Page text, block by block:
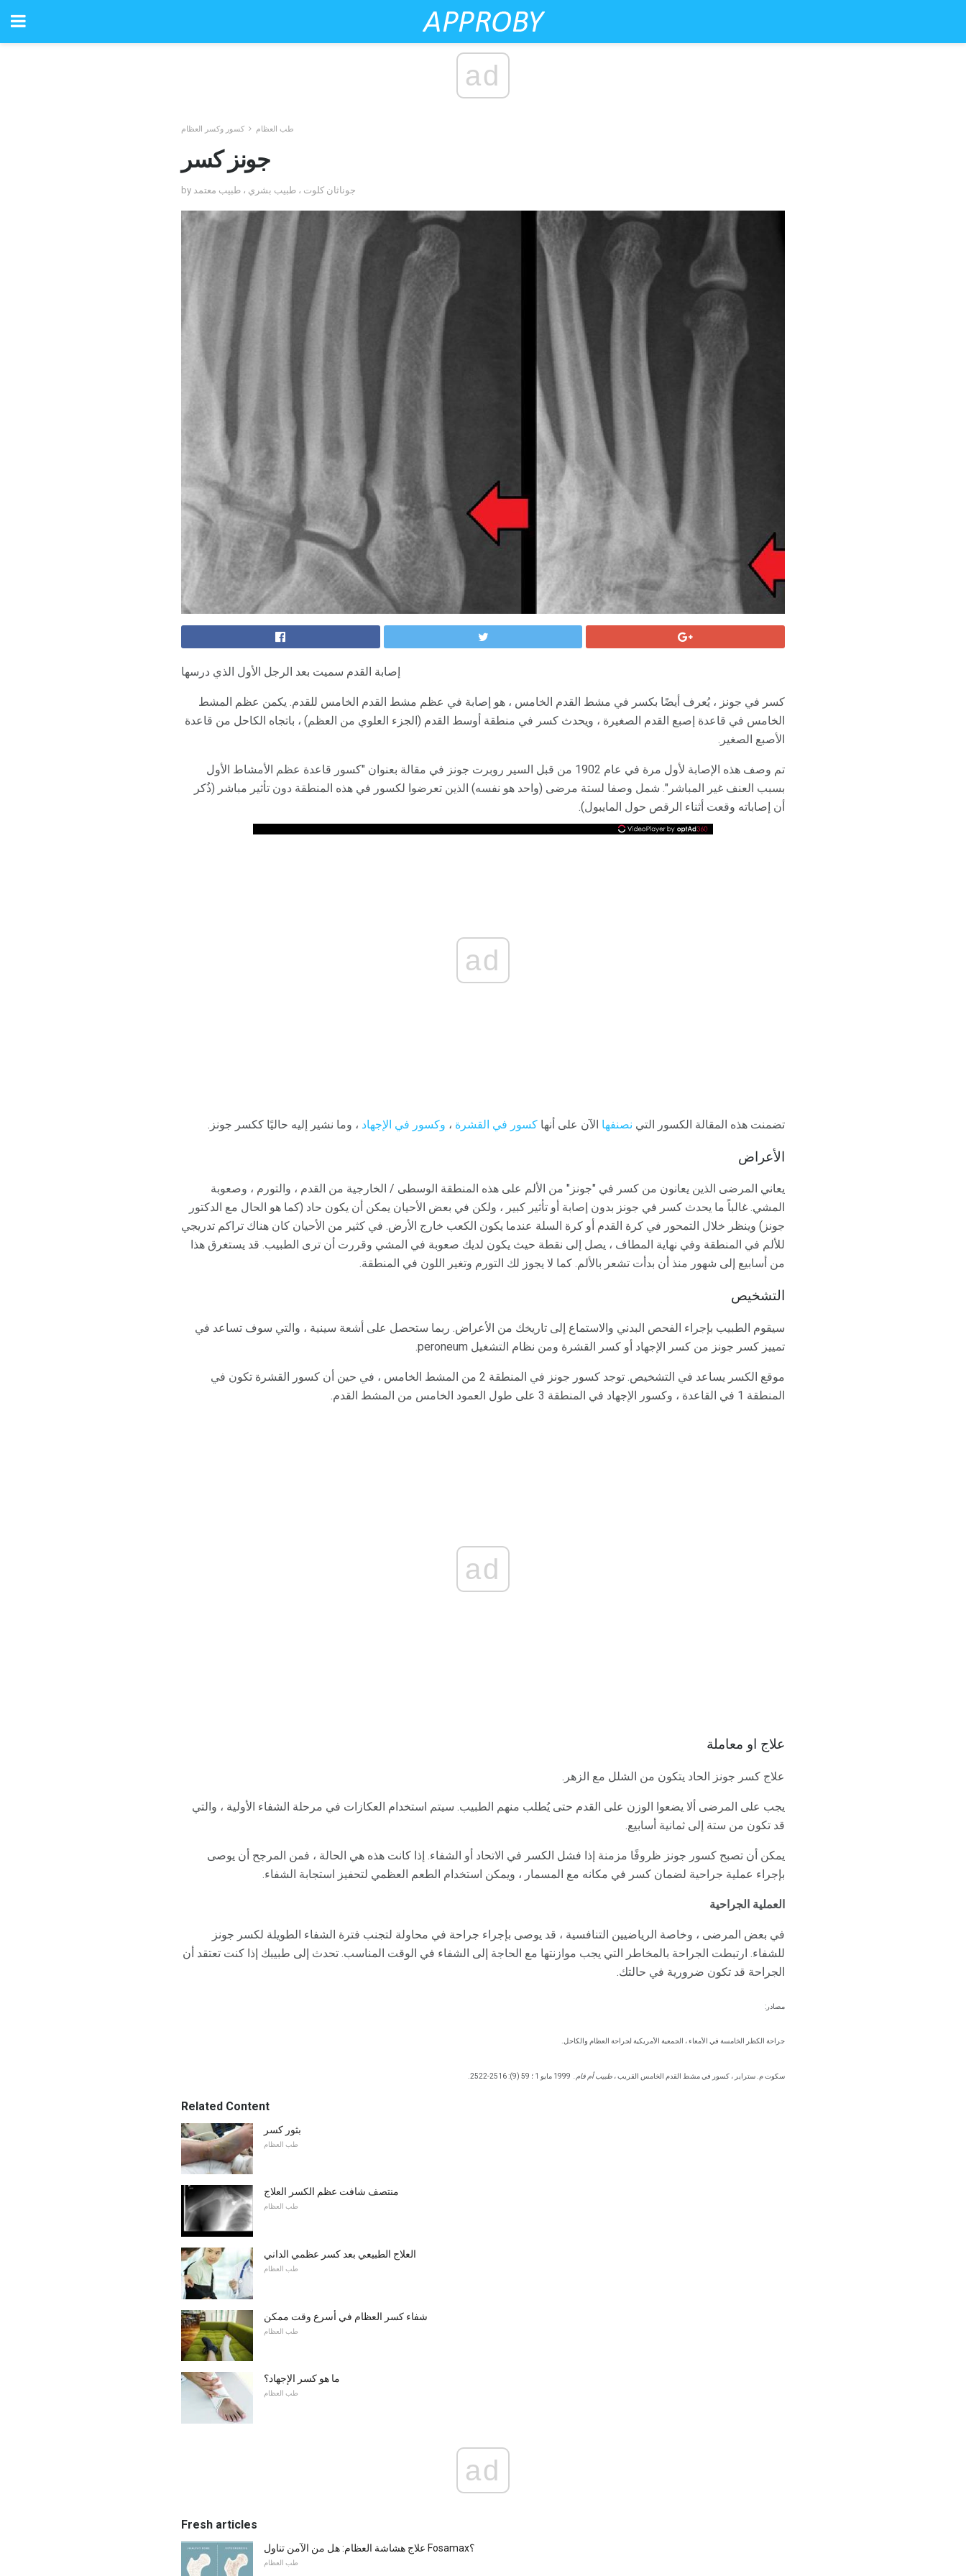
ad
طب العظام كسور وكسر العظام
جونز كسر
by جوناثان كلوت ، طبيب بشري ، طبيب معتمد
إصابة القدم سميت بعد الرجل الأول الذي درسها
كسر في جونز ، يُعرف أيضًا بكسر في مشط القدم الخامس ، هو إصابة في عظم مشط القدم الخامس للقدم. يكمن عظم المشط
الخامس في قاعدة إصبع القدم الصغيرة ، ويحدث كسر في منطقة أوسط القدم (الجزء العلوي من العظم) ، باتجاه الكاحل من قاعدة
الأصبع الصغير.
تم وصف هذه الإصابة لأول مرة في عام 1902 من قبل السير روبرت جونز في مقالة بعنوان "كسور قاعدة عظم الأمشاط الأول
بسبب العنف غير المباشر". شمل وصفا لستة مرضى (واحد هو نفسه) الذين تعرضوا لكسور في هذه المنطقة دون تأثير مباشر (ذُكر
أن إصاباته وقعت أثناء الرقص حول المايبول).
ad
تضمنت هذه المقالة الكسور التي نصنفها الآن على أنها كسور في القشرة ، وكسور في الإجهاد ، وما نشير إليه حاليًا ككسر جونز.
الأعراض
يعاني المرضى الذين يعانون من كسر في "جونز" من الألم على هذه المنطقة الوسطى / الخارجية من القدم ، والتورم ، وصعوبة
المشي. غالباً ما يحدث كسر في جونز بدون إصابة أو تأثير كبير ، ولكن في بعض الأحيان يمكن أن يكون حاد (كما هو الحال مع الدكتور
جونز) وينظر خلال التمحور في كرة القدم أو كرة السلة عندما يكون الكعب خارج الأرض. في كثير من الأحيان كان هناك تراكم تدريجي
للألم في المنطقة وفي نهاية المطاف ، يصل إلى نقطة حيث يكون لديك صعوبة في المشي وقررت أن ترى الطبيب. قد يستغرق هذا
من أسابيع إلى شهور منذ أن بدأت تشعر بالألم. كما لا يجوز لك التورم وتغير اللون في المنطقة.
التشخيص
سيقوم الطبيب بإجراء الفحص البدني والاستماع إلى تاريخك من الأعراض. ربما ستحصل على أشعة سينية ، والتي سوف تساعد في
تمييز كسر جونز من كسر الإجهاد أو كسر القشرة ومن نظام التشغيل peroneum.
موقع الكسر يساعد في التشخيص. توجد كسور جونز في المنطقة 2 من المشط الخامس ، في حين أن كسور القشرة تكون في
المنطقة 1 في القاعدة ، وكسور الإجهاد في المنطقة 3 على طول العمود الخامس من المشط القدم.
ad
علاج او معاملة
علاج كسر جونز الحاد يتكون من الشلل مع الزهر.
يجب على المرضى ألا يضعوا الوزن على القدم حتى يُطلب منهم الطبيب. سيتم استخدام العكازات في مرحلة الشفاء الأولية ، والتي
قد تكون من ستة إلى ثمانية أسابيع.
يمكن أن تصبح كسور جونز ظروفًا مزمنة إذا فشل الكسر في الاتحاد أو الشفاء. إذا كانت هذه هي الحالة ، فمن المرجح أن يوصى
بإجراء عملية جراحية لضمان كسر في مكانه مع المسمار ، ويمكن استخدام الطعم العظمي لتحفيز استجابة الشفاء.
العملية الجراحية
في بعض المرضى ، وخاصة الرياضيين التنافسية ، قد يوصى بإجراء جراحة في محاولة لتجنب فترة الشفاء الطويلة لكسر جونز
للشفاء. ارتبطت الجراحة بالمخاطر التي يجب موازنتها مع الحاجة إلى الشفاء في الوقت المناسب. تحدث إلى طبيبك إذا كنت تعتقد أن
الجراحة قد تكون ضرورية في حالتك.
مصادر:
جراحة الكظر الخامسة في الأمعاء ، الجمعية الأمريكية لجراحة العظام والكاحل.
سكوت م. ستراير ، كسور في مشط القدم الخامس القريب ، طبيب أم فام. 1999 مايو 1 ؛ 59 (9): 2516-2522.
Related Content
بثور كسر
طب العظام
منتصف شافت عظم الكسر العلاج
طب العظام
العلاج الطبيعي بعد كسر عظمي الداني
طب العظام
شفاء كسر العظام في أسرع وقت ممكن
طب العظام
ما هو كسر الإجهاد؟
طب العظام
ad
Fresh articles
علاج هشاشة العظام: هل من الآمن تناول Fosamax؟
طب العظام